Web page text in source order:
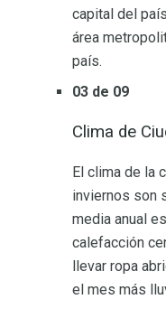
capital del
área
país.
03 de 09
Clima de
El clima de la
inviernos son
media anual
calefacción
llevar ropa
el mes más